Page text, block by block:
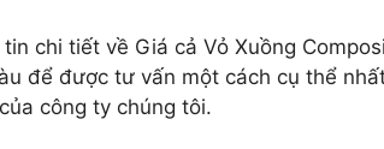
chi tiết về Giá cả Vỏ Xuồng
để được tư vấn một cách cụ thể
công ty chúng tôi.